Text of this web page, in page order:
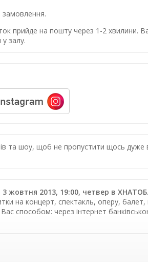
замовлення.
прийде на пошту через 1-2
залу.
та шоу, щоб не пропустити щось
3 жовтня 2013, 19:00, четвер в ХНАТОБ
на концерт, спектакль, оперу,
способом: через інтернет